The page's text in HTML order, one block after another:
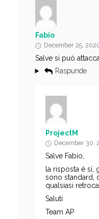
Fabio
December 25,
Salve si può
Raspunde
ProjectM
December 30,
Salve Fabio,
la risposta è sì,
sono standard,
qualsiasi
Saluti
Team AP